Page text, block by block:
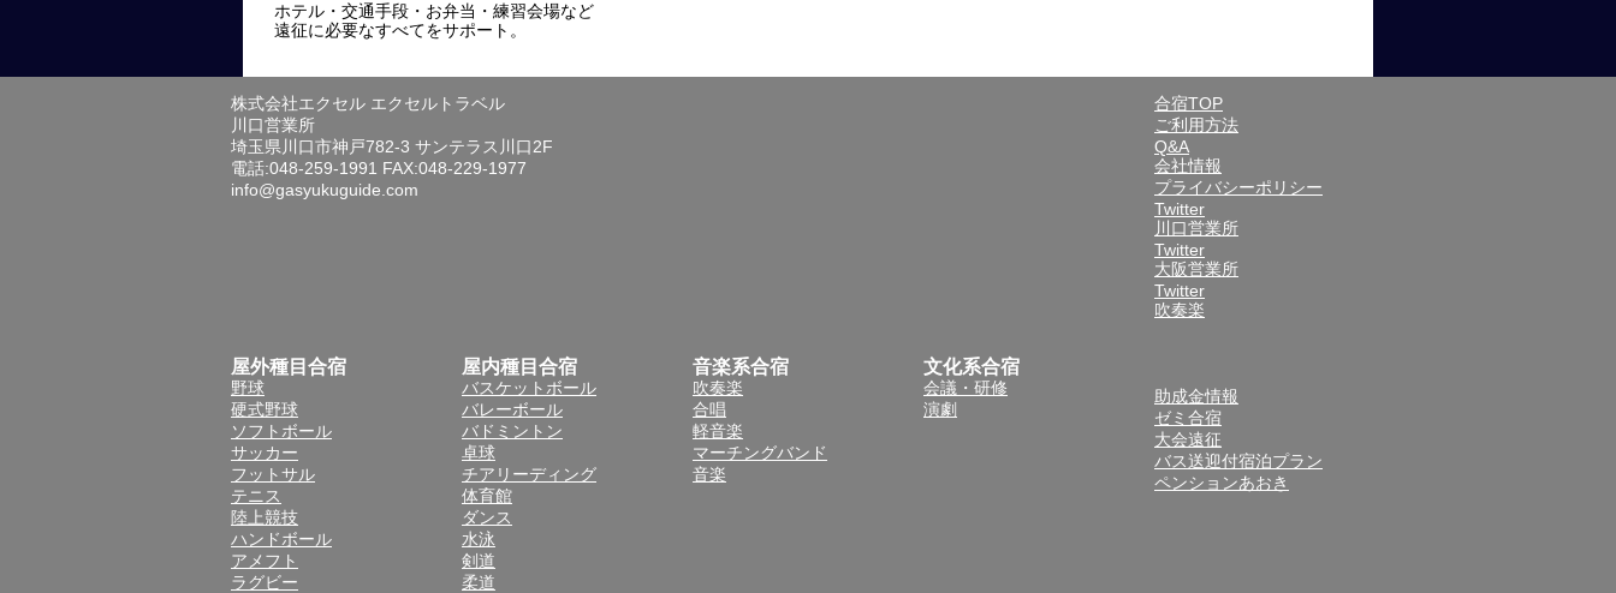
ホテル・交通手段・お弁当・練習会場など
遠征に必要なすべてをサポート。
株式会社エクセル エクセルトラベル
川口営業所
埼玉県川口市神戸782-3 サンテラス川口2F
電話:048-259-1991 FAX:048-229-1977
info@gasyukuguide.com
合宿TOP
ご利用方法
Q&A
会社情報
プライバシーポリシー
Twitter
川口営業所
Twitter
大阪営業所
Twitter
吹奏楽
屋外種目合宿
野球
硬式野球
ソフトボール
サッカー
フットサル
テニス
陸上競技
ハンドボール
アメフト
ラグビー
屋内種目合宿
バスケットボール
バレーボール
バドミントン
卓球
チアリーディング
体育館
ダンス
水泳
剣道
柔道
音楽系合宿
吹奏楽
合唱
軽音楽
マーチングバンド
音楽
文化系合宿
会議・研修
演劇
助成金情報
ゼミ合宿
大会遠征
バス送迎付宿泊プラン
ペンションあおき